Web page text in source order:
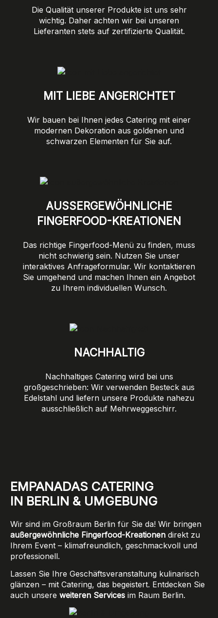
Die Qualität unserer Produkte ist uns sehr
wichtig. Daher achten wir bei unseren
Lieferanten stets auf zertifizierte Qualität.
MIT LIEBE ANGERICHTET
Wir bauen bei Ihnen jedes Catering mit einer
modernen Dekoration aus goldenen und
schwarzen Elementen für Sie auf.
AUSSERGEWÖHNLICHE F
INGERFOOD-KREATIONEN
Das richtige Fingerfood-Menü zu finden, muss
nicht schwierig sein. Nutzen Sie unser
interaktives Anfrageformular. Wir kontaktieren
Sie umgehend und machen Ihnen ein Angebot
zu Ihrem individuellen Wunsch.
NACHHALTIG
Nachhaltiges Catering wird bei uns
großgeschrieben: Wir verwenden Besteck aus
Edelstahl und liefern unsere Produkte nahezu
ausschließlich auf Mehrweggeschirr.
EMPANADAS CATERING
IN BERLIN & UMGEBUNG
Wir sind im Großraum Berlin für Sie da! Wir bringen
außergewöhnliche Fingerfood-Kreationen direkt zu
Ihrem Event – klimafreundlich, geschmackvoll und
professionell.
Lassen Sie Ihre Geschäftsveranstaltung kulinarisch
glänzen – mit Catering, das begeistert. Entdecken Sie
auch unsere weiteren Services im Raum Berlin.